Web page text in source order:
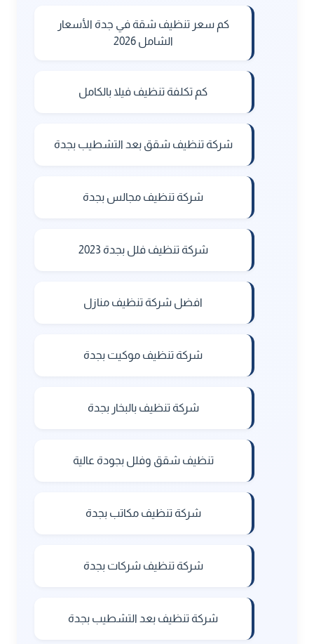
كم سعر تنظيف شقة في جدة الأسعار
الشامل 2026
كم تكلفة تنظيف فيلا بالكامل
شركة تنظيف شقق بعد التشطيب بجدة
شركة تنظيف مجالس بجدة
شركة تنظيف فلل بجدة 2023
افضل شركة تنظيف منازل
شركة تنظيف موكيت بجدة
شركة تنظيف بالبخار بجدة
تنظيف شقق وفلل بجودة عالية
شركة تنظيف مكاتب بجدة
شركة تنظيف شركات بجدة
شركة تنظيف بعد التشطيب بجدة